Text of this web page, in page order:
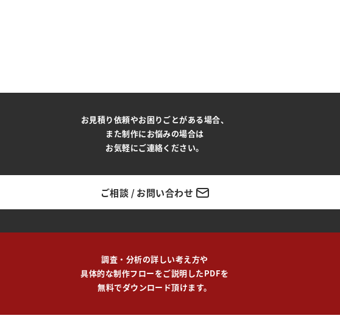
お見積り依頼やお困りごとがある場合、
また制作にお悩みの場合は
お気軽にご連絡ください。
ご相談 / お問い合わせ
調査・分析の詳しい考え方や
具体的な制作フローをご説明したPDFを
無料でダウンロード頂けます。